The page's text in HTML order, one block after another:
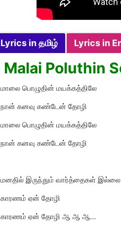
Lyrics in தமிழ் Lyrics in
Malai Poluthin
மாலை பொழுதின் மயக்கத்திலே
நான் கனவு கண்டேன் தோழி
மாலை பொழுதின் மயக்கத்திலே
நான் கனவு கண்டேன் தோழி
மனதில் இருந்தும் வார்த்தைகள் இல்லை
காரணம் ஏன் தோழி
காரணம் ஏன் தோழி ஆ ஆ ஆ…